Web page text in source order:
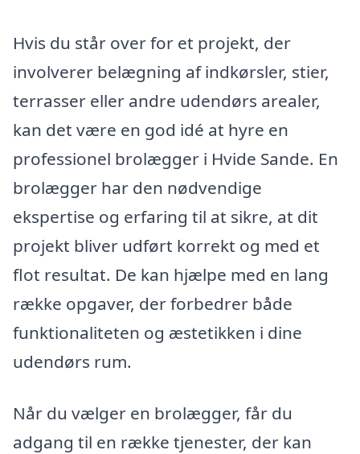
Hvis du står over for et projekt, der
involverer belægning af indkørsler, stier,
terrasser eller andre udendørs arealer,
kan det være en god idé at hyre en
professionel brolægger i Hvide Sande. En
brolægger har den nødvendige
ekspertise og erfaring til at sikre, at dit
projekt bliver udført korrekt og med et
flot resultat. De kan hjælpe med en lang
række opgaver, der forbedrer både
funktionaliteten og æstetikken i dine
udendørs rum.
Når du vælger en brolægger, får du
adgang til en række tjenester, der kan